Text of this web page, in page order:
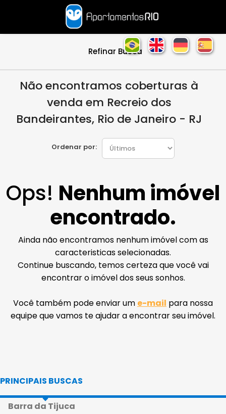
Refinar Busca
Não encontramos coberturas à
venda em Recreio dos
Bandeirantes, Rio de Janeiro - RJ
Ordenar por:
Ops! Nenhum imóvel
encontrado.
Ainda não encontramos nenhum imóvel com as
caracteristicas selecionadas.
Continue buscando, temos certeza que você vai
encontrar o imóvel dos seus sonhos.
Você também pode enviar um e-mail para nossa
equipe que vamos te ajudar a encontrar seu imóvel.
PRINCIPAIS BUSCAS
Barra da Tijuca